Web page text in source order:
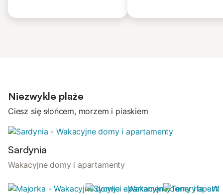
Niezwykle plaże
Ciesz się słońcem, morzem i piaskiem
Sardynia
Wakacyjne domy i apartamenty